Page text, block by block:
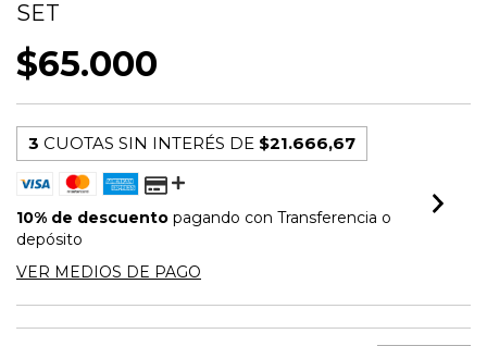
SET
$65.000
3 CUOTAS SIN INTERÉS DE $21.666,67
10% de descuento pagando con Transferencia o
depósito
VER MEDIOS DE PAGO